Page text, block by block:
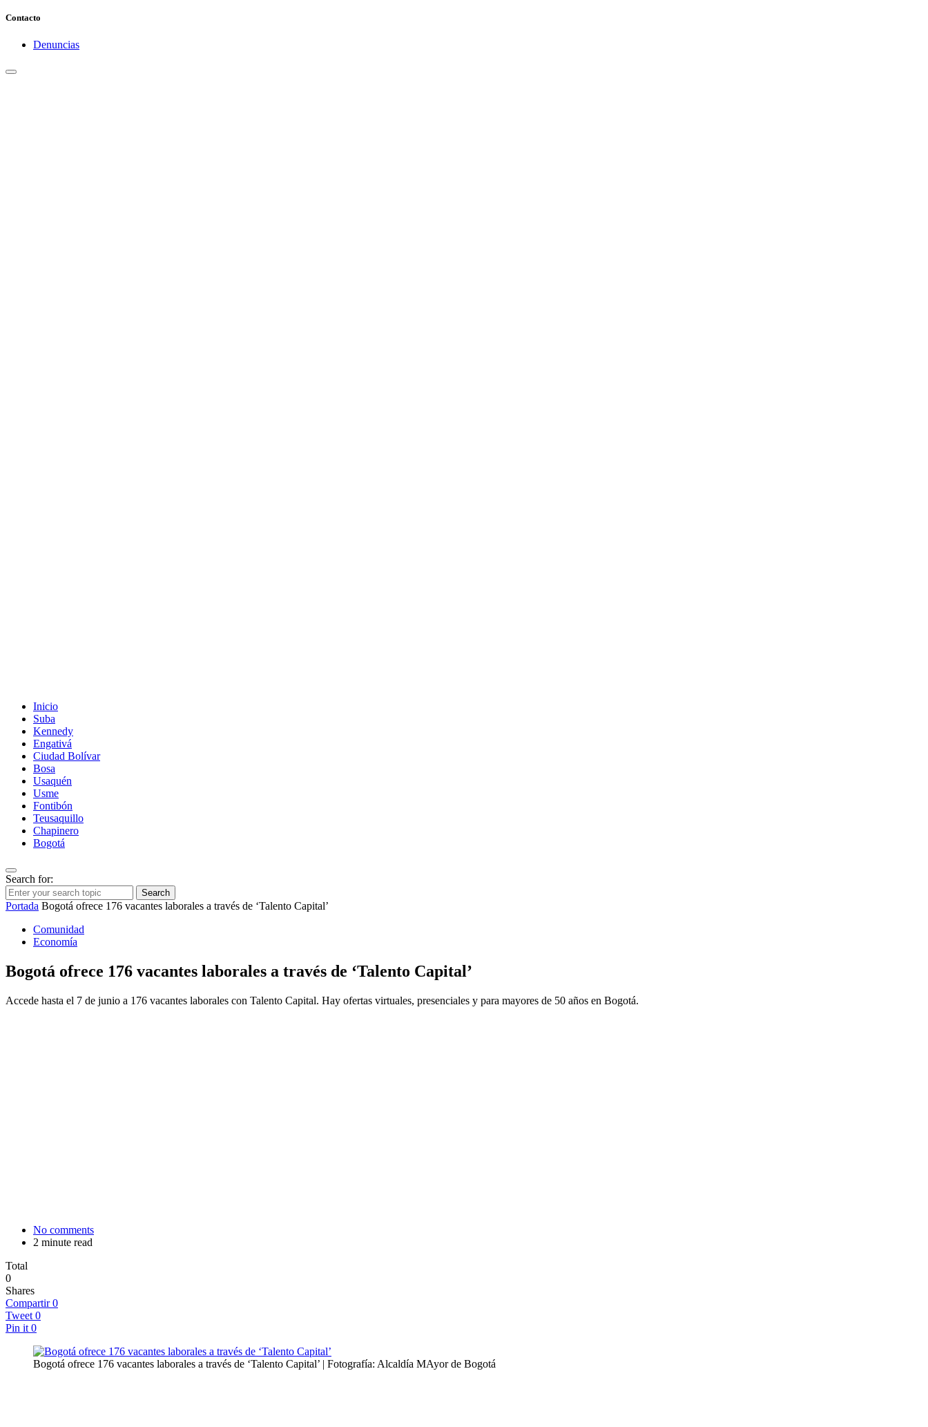
Contacto
Denuncias
Inicio
Suba
Kennedy
Engativá
Ciudad Bolívar
Bosa
Usaquén
Usme
Fontibón
Teusaquillo
Chapinero
Bogotá
Search for:
Search
Portada Bogotá ofrece 176 vacantes laborales a través de ‘Talento Capital’
Comunidad
Economía
Bogotá ofrece 176 vacantes laborales a través de ‘Talento Capital’
Accede hasta el 7 de junio a 176 vacantes laborales con Talento Capital. Hay ofertas virtuales, presenciales y para mayores de 50 años en Bogotá.
No comments
2 minute read
Total
0
Shares
Compartir 0
Tweet 0
Pin it 0
Bogotá ofrece 176 vacantes laborales a través de ‘Talento Capital’ | Fotografía: Alcaldía MAyor de Bogotá